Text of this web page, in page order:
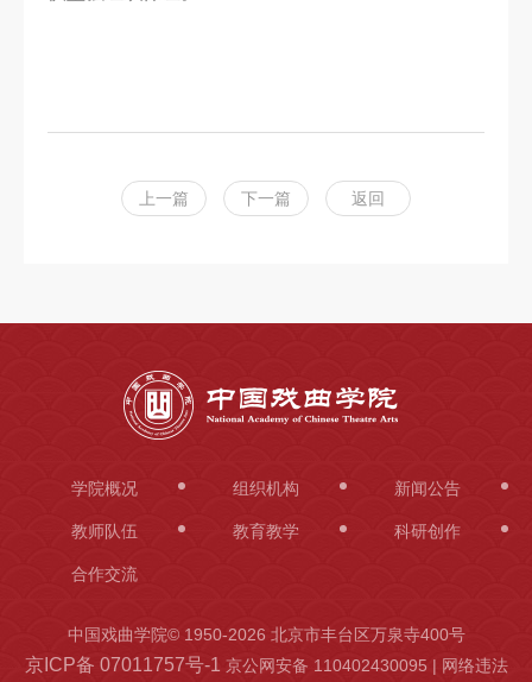
上一篇 下一篇 返回
学院概况 组织机构 新闻公告
教师队伍 教育教学 科研创作
合作交流
中国戏曲学院© 1950-2026 北京市丰台区万泉寺400号
京ICP备 07011757号-1 京公网安备 110402430095 | 网络违法